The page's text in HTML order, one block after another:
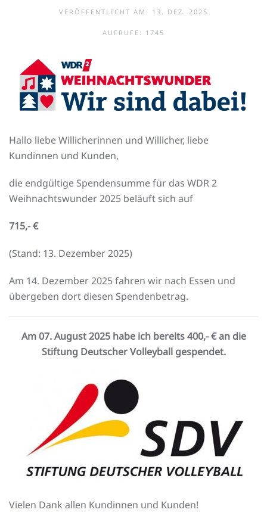
VERÖFFENTLICHT AM: 13. DEZ. 2025
AUFRUFE: 1745
Hallo liebe Willicherinnen und Willicher, liebe
Kundinnen und Kunden,
die endgültige Spendensumme für das WDR 2
Weihnachtswunder 2025 beläuft sich auf
715,- €
(Stand: 13. Dezember 2025)
Am 14. Dezember 2025 fahren wir nach Essen und
übergeben dort diesen Spendenbetrag.
Am 07. August 2025 habe ich bereits 400,- € an die
Stiftung Deutscher Volleyball gespendet.
Vielen Dank allen Kundinnen und Kunden!